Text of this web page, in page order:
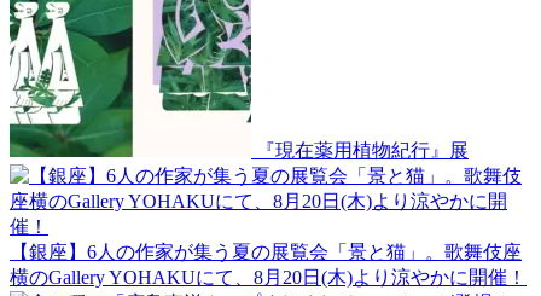
『現在薬用植物紀行』展
【銀座】6人の作家が集う夏の展覧会「景と猫」。歌舞伎座
横のGallery YOHAKUにて、8月20日(木)より涼やかに開催！